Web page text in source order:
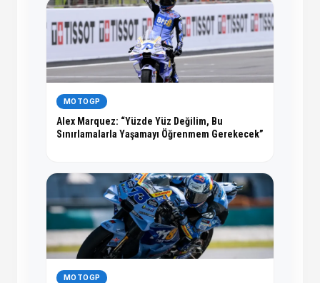
MOTOGP
Alex Marquez: “Yüzde Yüz Değilim, Bu
Sınırlamalarla Yaşamayı Öğrenmem Gerekecek”
MOTOGP